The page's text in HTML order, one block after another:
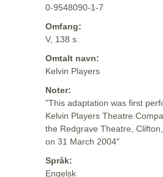
0-9548090-1-7
Omfang:
V, 138 s.
Omtalt navn:
Kelvin Players
Noter:
"This adaptation was first
Kelvin Players Theatre
the Redgrave Theatre,
on 31 March 2004"
Språk:
Engelsk